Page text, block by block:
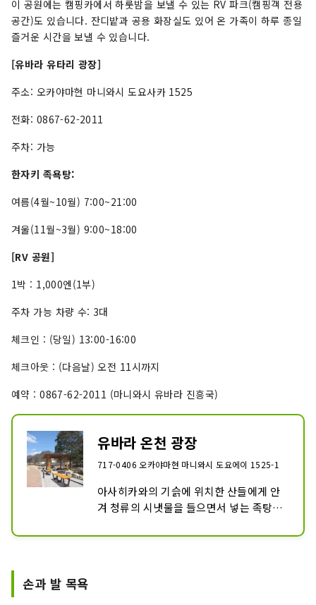
이 공원에는 캠핑카에서 하룻밤을 보낼 수 있는 RV 파크(캠핑객 전용
공간)도 있습니다. 잔디밭과 공용 화장실도 있어 온 가족이 하루 종일
즐거운 시간을 보낼 수 있습니다.
[유바라 유타리 광장]
주소: 오카야마현 마니와시 도요사카 1525
전화: 0867-62-2011
주차: 가능
한자키 족욕탕:
여름(4월~10월) 7:00~21:00
겨울(11월~3월) 9:00~18:00
[RV 공원]
1박 : 1,000엔(1부)
주차 가능 차량 수: 3대
체크인 : (당일) 13:00-16:00
체크아웃 : (다음날) 오전 11시까지
예약 : 0867-62-2011 (마니와시 유바라 진흥국)
유바라 온천 광장
717-0406 오카야마현 마니와시 도요에이 1525-1
아사히카와의 기슭에 위치한 산들에게 안
겨 청류의 시냇물을 들으면서 넣는 족탕입
명도 들어갈 수 있습니다.
손과 발 목욕